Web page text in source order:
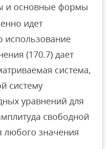
и основные формы
идет
использование
(170.7) дает
система,
систему
уравнений для
свободной
любого значения